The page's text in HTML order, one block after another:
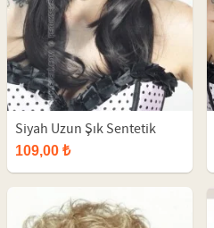
Siyah Uzun Şık Sentetik
Peruk
109,00 ₺